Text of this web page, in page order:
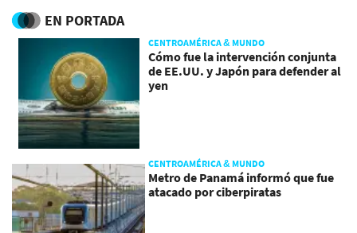
EN PORTADA
CENTROAMÉRICA & MUNDO
Cómo fue la intervención conjunta
de EE.UU. y Japón para defender al
yen
CENTROAMÉRICA & MUNDO
Metro de Panamá informó que fue
atacado por ciberpiratas